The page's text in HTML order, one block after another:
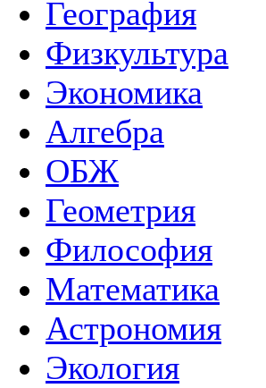
География
Физкультура
Экономика
Алгебра
ОБЖ
Геометрия
Философия
Математика
Астрономия
Экология